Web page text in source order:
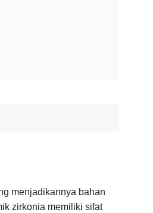
menjadikannya bahan
zirkonia memiliki sifat